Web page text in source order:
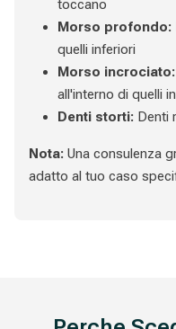
toccano
Morso profondo:
quelli inferiori
Morso incrociato:
all'interno di quelli
Denti storti: Denti
Nota: Una consulenza
adatto al tuo caso